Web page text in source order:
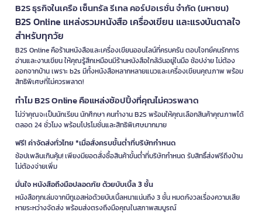
B2S ธุรกิจในเครือ เซ็นทรัล รีเทล คอร์ปอเรชั่น จำกัด (มหาชน)
B2S Online แหล่งรวมหนังสือ เครื่องเขียน และแรงบันดาลใจ
สำหรับทุกวัย
B2S Online คือร้านหนังสือและเครื่องเขียนออนไลน์ที่ครบครัน ตอบโจทย์คนรักการ
อ่านและงานเขียน ให้คุณรู้สึกเหมือนมีร้านหนังสือใกล้ฉันอยู่ในมือ ช้อปง่าย ไม่ต้อง
ออกจากบ้าน เพราะ b2s มีทั้งหนังสือหลากหลายแนวและเครื่องเขียนคุณภาพ พร้อม
สิทธิพิเศษที่ไม่ควรพลาด!
ทำไม B2S Online คือแหล่งช้อปปิ้งที่คุณไม่ควรพลาด
ไม่ว่าคุณจะเป็นนักเรียน นักศึกษา คนทำงาน B2S พร้อมให้คุณเลือกสินค้าคุณภาพได้
ตลอด 24 ชั่วโมง พร้อมโปรโมชั่นและสิทธิพิเศษมากมาย
ฟรี! ค่าจัดส่งทั่วไทย *เมื่อสั่งครบขั้นต่ำที่บริษัทกำหนด
ช้อปเพลินเกินคุ้ม! เพียงมียอดสั่งซื้อสินค้าขั้นต่ำที่บริษัทกำหนด รับสิทธิ์ส่งฟรีถึงบ้าน
ไม่ต้องจ่ายเพิ่ม
มั่นใจ หนังสือถึงมือปลอดภัย ด้วยบับเบิ้ล 3 ชั้น
หนังสือทุกเล่มจากบีทูเอสห่อด้วยบับเบิ้ลหนาแน่นถึง 3 ชั้น หมดกังวลเรื่องความเสีย
หายระหว่างจัดส่ง พร้อมส่งตรงถึงมือคุณในสภาพสมบูรณ์